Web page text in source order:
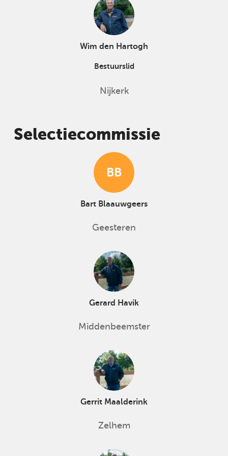
Wim den Hartogh
Bestuurslid
Nijkerk
Selectiecommissie
BB
Bart Blaauwgeers
Geesteren
Gerard Havik
Middenbeemster
Gerrit Maalderink
Zelhem